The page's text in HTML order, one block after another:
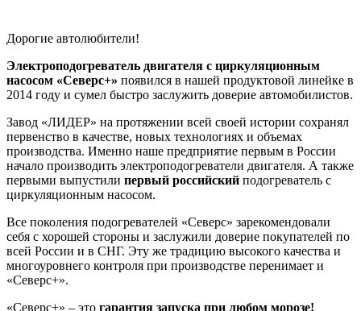
Дорогие автолюбители!
Электроподогреватель двигателя с циркуляционным
насосом «Северс+» появился в нашей продуктовой линейке в
2014 году и сумел быстро заслужить доверие автомобилистов.
Завод «ЛИДЕР» на протяжении всей своей истории сохранял
первенство в качестве, новых технологиях и объемах
производства. Именно наше предприятие первым в России
начало производить электроподогреватели двигателя. А также
первыми выпустили первый российский подогреватель с
циркуляционным насосом.
Все поколения подогревателей «Северс» зарекомендовали
себя с хорошей стороны и заслужили доверие покупателей по
всей России и в СНГ. Эту же традицию высокого качества и
многоуровнего контроля при производстве перенимает и
«Северс+».
«Северс+» – это гарантия запуска при любом морозе!